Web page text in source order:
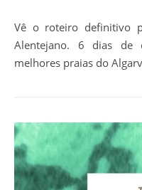
Vê o roteiro definitivo pela Costa Vicentina e Sudoeste
Alentejano. 6 dias de
melhores praias do